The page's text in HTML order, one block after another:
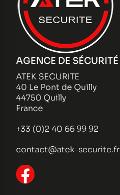
AGENCE DE SÉCURITÉ
ATEK SECURITE
40 Le Pont de Quilly
44750 Quilly
France
+33 (0)2 40 66 99 92
contact@atek-securite.fr